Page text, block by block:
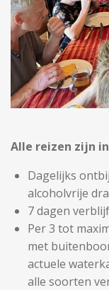
Alle reizen zijn
Dagelijks
alcoholvrije
7 dagen
Per 3 tot
met
actuele
alle soorten